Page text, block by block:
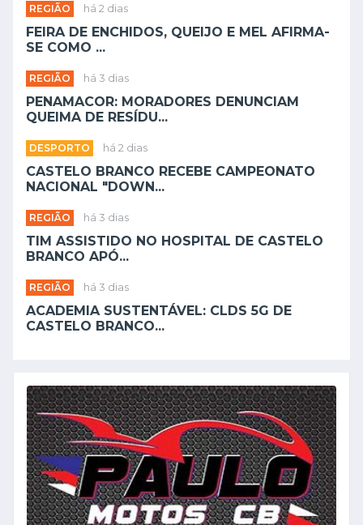
REGIÃO há 2 dias
FEIRA DE ENCHIDOS, QUEIJO E MEL AFIRMA-
SE COMO ...
REGIÃO há 3 dias
PENAMACOR: MORADORES DENUNCIAM
QUEIMA DE RESÍDU...
DESPORTO há 2 dias
CASTELO BRANCO RECEBE CAMPEONATO
NACIONAL "DOWN...
REGIÃO há 3 dias
TIM ASSISTIDO NO HOSPITAL DE CASTELO
BRANCO APÓ...
REGIÃO há 3 dias
ACADEMIA SUSTENTÁVEL: CLDS 5G DE
CASTELO BRANCO...